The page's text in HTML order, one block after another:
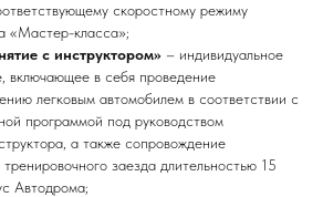
скоростному режиму
«Мастер-класса»;
с инструктором» – индивидуальное
включающее в себя проведение
легковым автомобилем в соответствии с
программой под руководством
а также сопровождение
заезда длительностью 15
Автодрома;